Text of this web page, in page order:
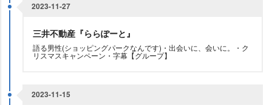
2023-11-27
三井不動産『ららぽーと』
語る男性(ショッピングパークなんです)・出会いに、会いに。・ク
リスマスキャンペーン・字幕【グループ】
2023-11-15